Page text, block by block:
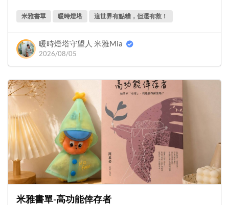
米雅書單 暖時燈塔 這世界有點糟，但還有救！
暖時燈塔守望人 米雅Mia
2026/08/05
米雅書單-高功能倖存者